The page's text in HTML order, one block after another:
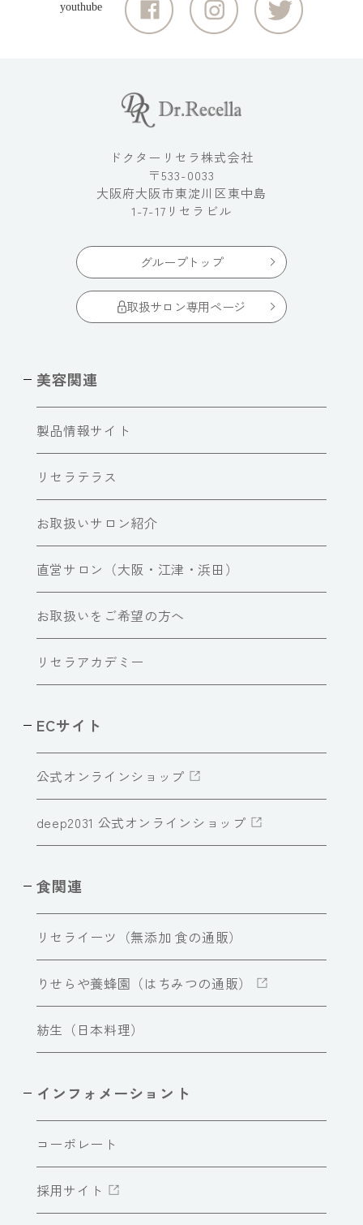
ドクターリセラ株式会社
〒533-0033
大阪府大阪市東淀川区東中島
1-7-17リセラビル
グループトップ
取扱サロン専用ページ
美容関連
製品情報サイト
リセラテラス
お取扱いサロン紹介
直営サロン（大阪・江津・浜田）
お取扱いをご希望の方へ
リセラアカデミー
ECサイト
公式オンラインショップ
deep2031 公式オンラインショップ
食関連
リセライーツ（無添加 食の通販）
りせらや養蜂園（はちみつの通販）
紡生（日本料理）
インフォメーショント
コーポレート
採用サイト